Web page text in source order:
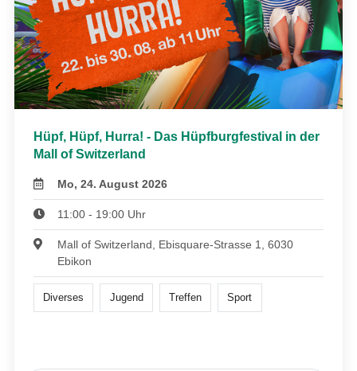
Hüpf, Hüpf, Hurra! - Das Hüpfburgfestival in der
Mall of Switzerland
Mo, 24. August 2026
11:00 - 19:00 Uhr
Mall of Switzerland, Ebisquare-Strasse 1, 6030
Ebikon
Diverses Jugend Treffen Sport